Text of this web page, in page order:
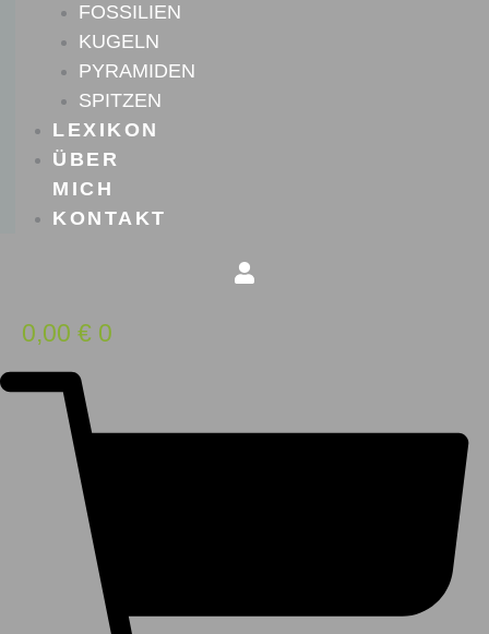
FOSSILIEN
KUGELN
PYRAMIDEN
SPITZEN
LEXIKON
ÜBER
MICH
KONTAKT
0,00 € 0